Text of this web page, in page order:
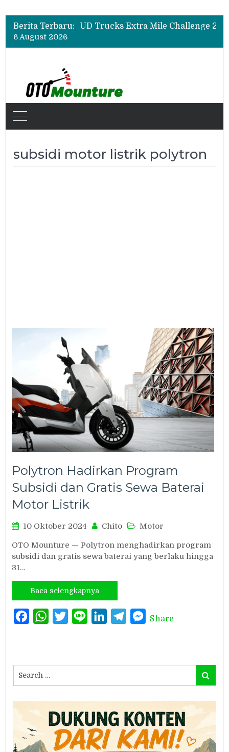
Berita Terbaru:
6 August 2026
subsidi motor listrik polytron
Polytron Hadirkan Program
Subsidi dan Gratis Sewa Baterai
Motor Listrik
10 Oktober 2024 Chito Motor
OTO Mounture — Polytron menghadirkan program
subsidi dan gratis sewa baterai yang berlaku hingga
31…
Baca selengkapnya
FacebookWhatsAppTwitterLine LinkedInTelegramMessenger
Share
for:
Search